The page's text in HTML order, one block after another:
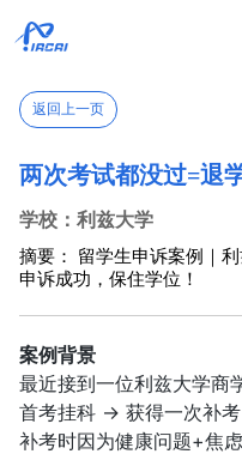
返回上一页
两次考试都没过=退
学校：利兹大学
摘要： 留学生申诉案例｜
申诉成功，保住学位！
案例背景
最近接到一位利兹大学商
首考挂科 → 获得一次补
补考时因为健康问题+焦